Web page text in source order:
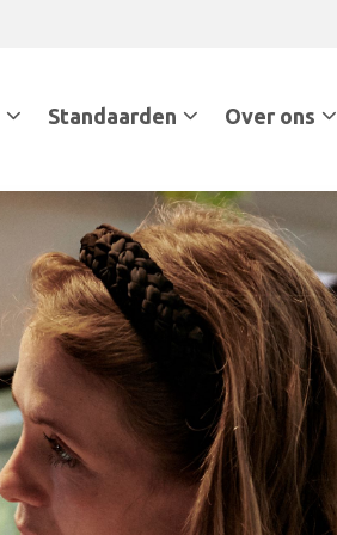
Standaarden Over ons